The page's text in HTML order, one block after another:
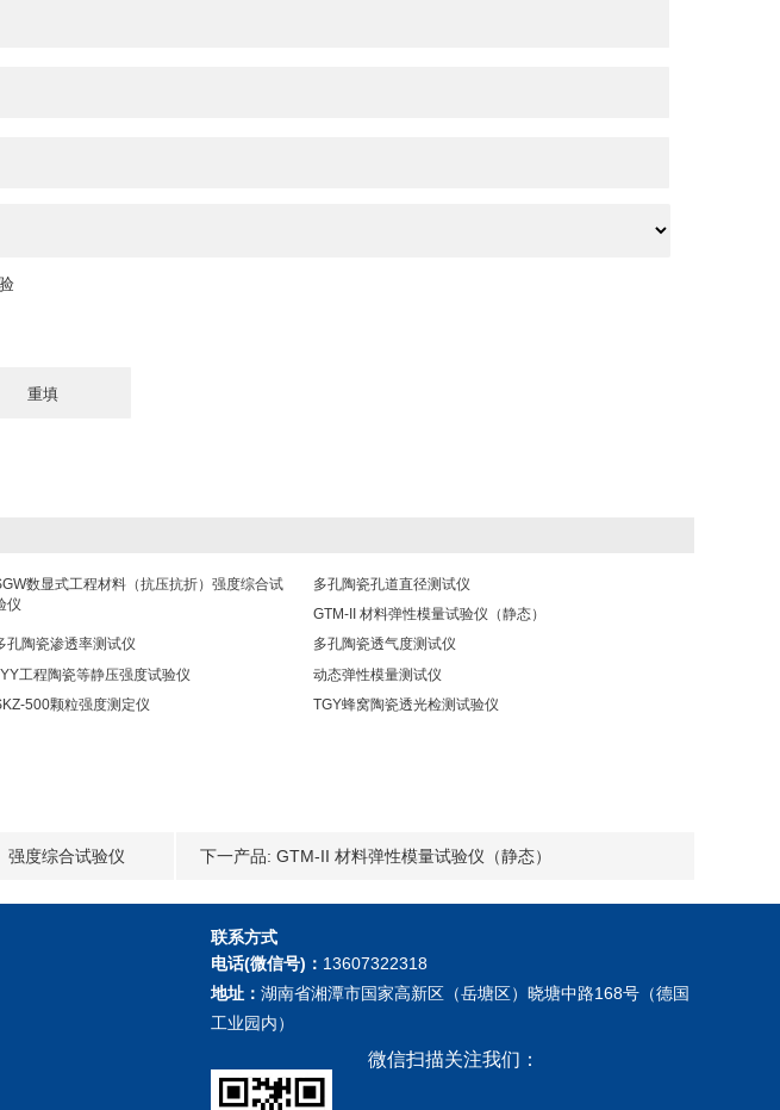
数显式工程材料（抗压抗折）强度综合试
仪
多孔陶瓷孔道直径测试仪
GTM-II 材料弹性模量试验仪（静态）
孔陶瓷渗透率测试仪
多孔陶瓷透气度测试仪
工程陶瓷等静压强度试验仪
动态弹性模量测试仪
500颗粒强度测定仪
TGY蜂窝陶瓷透光检测试验仪
强度综合试验仪 下一产品: GTM-II 材料弹性模量试验仪（静态）
联系方式
电话(微信号)： 13607322318
地址： 湖南省湘潭市国家高新区（岳塘区）晓塘中路168号（德国
工业园内）
微信扫描关注我们：